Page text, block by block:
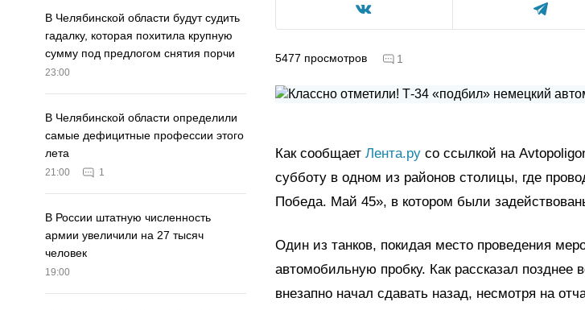
В Челябинской области будут судить
гадалку, которая похитила крупную
сумму под предлогом снятия порчи
23:00
В Челябинской области определили
самые дефицитные профессии этого
лета
21:00 1
В России штатную численность
армии увеличили на 27 тысяч
человек
19:00
5477 просмотров 1
Как сообщает Лента.ру со ссылкой на
субботу в одном из районов столицы, где
Победа. Май 45», в котором были
Один из танков, покидая место проведения
автомобильную пробку. Как рассказал позднее
внезапно начал сдавать назад, несмотря на